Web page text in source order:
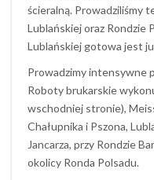
ścieralną. Prowadziliśmy
Lublańskiej oraz Rondzie
Lublańskiej gotowa jest
Prowadzimy intensywne
Roboty brukarskie
wschodniej stronie),
Chałupnika i Pszona,
Jancarza, przy Rondzie
okolicy Ronda Polsadu.